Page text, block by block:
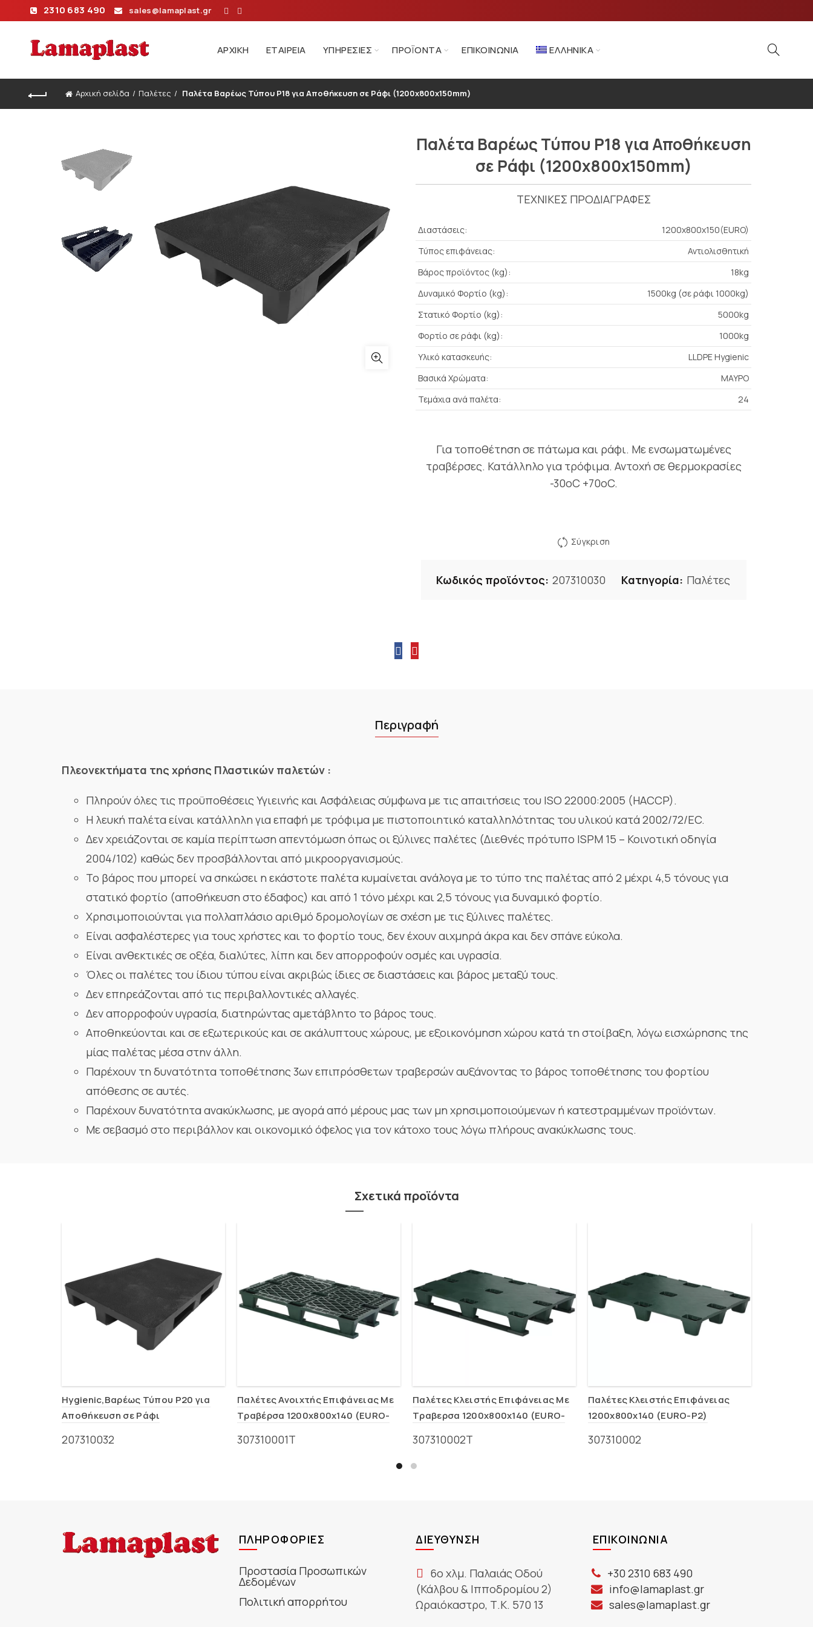
2310 683 490 sales@lamaplast.gr
ΑΡΧΙΚΉ ΕΤΑΙΡΕΊΑ ΥΠΗΡΕΣΊΕΣ ΠΡΟΪΌΝΤΑ ΕΠΙΚΟΙΝΩΝΊΑ ΕΛΛΗΝΙΚΆ
Αρχική σελίδα Παλέτες Παλέτα Βαρέως Τύπου P18 για Αποθήκευση σε Ράφι (1200x800x150mm)
Παλέτα Βαρέως Τύπου P18 για Αποθήκευση
σε Ράφι (1200x800x150mm)
ΤΕΧΝΙΚΕΣ ΠΡΟΔΙΑΓΡΑΦΕΣ
Διαστάσεις:
1200x800x150(EURO)
Τύπος επιφάνειας:
Αντιολισθητική
Βάρος προϊόντος (kg):
18kg
Δυναμικό Φορτίο (kg):
1500kg (σε ράφι 1000kg)
Στατικό Φορτίο (kg):
5000kg
Φορτίο σε ράφι (kg):
1000kg
Υλικό κατασκευής:
LLDPE Hygienic
Βασικά Χρώματα:
ΜΑΥΡΟ
Τεμάχια ανά παλέτα:
24
Για τοποθέτηση σε πάτωμα και ράφι. Με ενσωματωμένες
τραβέρσες. Κατάλληλο για τρόφιμα. Αντοχή σε θερμοκρασίες
-30oC +70oC.
Σύγκριση
Κωδικός προϊόντος: 207310030 Κατηγορία: Παλέτες
Περιγραφή
Πλεονεκτήματα της χρήσης Πλαστικών παλετών :
Πληρούν όλες τις προϋποθέσεις Υγιεινής και Ασφάλειας σύμφωνα με τις απαιτήσεις του ISO 22000:2005 (HACCP).
Η λευκή παλέτα είναι κατάλληλη για επαφή με τρόφιμα με πιστοποιητικό καταλληλότητας του υλικού κατά 2002/72/EC.
Δεν χρειάζονται σε καμία περίπτωση απεντόμωση όπως οι ξύλινες παλέτες (Διεθνές πρότυπο ISPM 15 – Κοινοτική οδηγία
2004/102) καθώς δεν προσβάλλονται από μικροοργανισμούς.
Το βάρος που μπορεί να σηκώσει η εκάστοτε παλέτα κυμαίνεται ανάλογα με το τύπο της παλέτας από 2 μέχρι 4,5 τόνους για
στατικό φορτίο (αποθήκευση στο έδαφος) και από 1 τόνο μέχρι και 2,5 τόνους για δυναμικό φορτίο.
Χρησιμοποιούνται για πολλαπλάσιο αριθμό δρομολογίων σε σχέση με τις ξύλινες παλέτες.
Είναι ασφαλέστερες για τους χρήστες και το φορτίο τους, δεν έχουν αιχμηρά άκρα και δεν σπάνε εύκολα.
Είναι ανθεκτικές σε οξέα, διαλύτες, λίπη και δεν απορροφούν οσμές και υγρασία.
Όλες οι παλέτες του ίδιου τύπου είναι ακριβώς ίδιες σε διαστάσεις και βάρος μεταξύ τους.
Δεν επηρεάζονται από τις περιβαλλοντικές αλλαγές.
Δεν απορροφούν υγρασία, διατηρώντας αμετάβλητο το βάρος τους.
Αποθηκεύονται και σε εξωτερικούς και σε ακάλυπτους χώρους, με εξοικονόμηση χώρου κατά τη στοίβαξη, λόγω εισχώρησης της
μίας παλέτας μέσα στην άλλη.
Παρέχουν τη δυνατότητα τοποθέτησης 3ων επιπρόσθετων τραβερσών αυξάνοντας το βάρος τοποθέτησης του φορτίου
απόθεσης σε αυτές.
Παρέχουν δυνατότητα ανακύκλωσης, με αγορά από μέρους μας των μη χρησιμοποιούμενων ή κατεστραμμένων προϊόντων.
Με σεβασμό στο περιβάλλον και οικονομικό όφελος για τον κάτοχο τους λόγω πλήρους ανακύκλωσης τους.
Σχετικά προϊόντα
Hygienic,Βαρέως Τύπου P20 για
Αποθήκευση σε Ράφι
207310032
Παλέτες Ανοιχτής Επιφάνειας Με
Τραβέρσα 1200x800x140 (EURO-
307310001Τ
Παλέτες Κλειστής Επιφάνειας Με
Τραβερσα 1200x800x140 (EURO-
307310002Τ
Παλέτες Κλειστής Επιφάνειας
1200x800x140 (EURO-P2)
307310002
ΠΛΗΡΟΦΟΡΊΕΣ
Προστασία Προσωπικών
Δεδομένων
Πολιτική απορρήτου
ΔΙΕΎΘΥΝΣΗ
6ο χλμ. Παλαιάς Οδού
(Κάλβου & Ιπποδρομίου 2)
Ωραιόκαστρο, Τ.Κ. 570 13
ΕΠΙΚΟΙΝΩΝΊΑ
+30 2310 683 490
info@lamaplast.gr
sales@lamaplast.gr